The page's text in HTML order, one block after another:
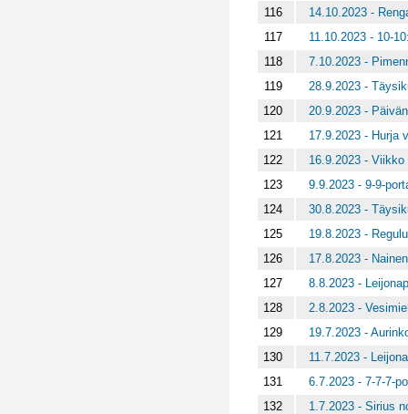
116
14.10.2023 -
117
11.10.2023 - 10-
118
7.10.2023 -
119
28.9.2023 -
120
20.9.2023 -
121
17.9.2023 - Hurja
122
16.9.2023 -
123
9.9.2023 - 9-9-
124
30.8.2023 -
125
19.8.2023 -
126
17.8.2023 -
127
8.8.2023 -
128
2.8.2023 -
129
19.7.2023 -
130
11.7.2023 -
131
6.7.2023 - 7-7-7-
132
1.7.2023 - Sirius